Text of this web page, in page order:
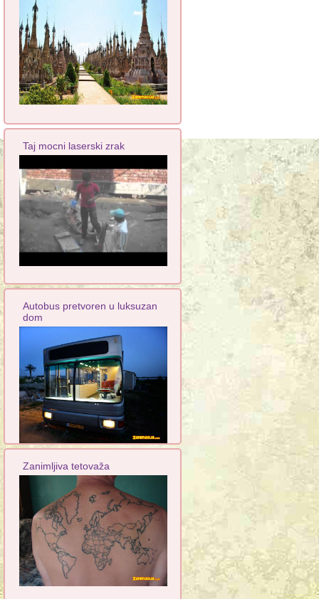
Taj mocni laserski zrak
Autobus pretvoren u luksuzan
dom
Zanimljiva tetovaža